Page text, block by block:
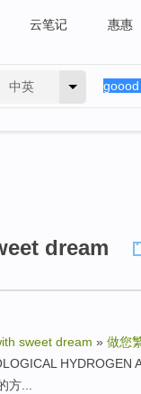
云笔记 惠惠
中英
dream
sweet dream » 做您
HYDROGEN
方...